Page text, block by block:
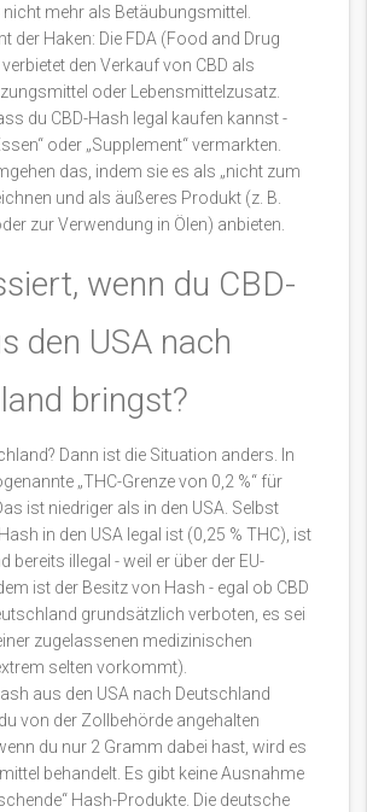
nicht mehr als Betäubungsmittel.
der Haken: Die FDA (Food and Drug
den Verkauf von CBD als
oder Lebensmittelzusatz.
du CBD-Hash legal kaufen kannst -
oder „Supplement“ vermarkten.
das, indem sie es als „nicht zum
und als äußeres Produkt (z. B.
zur Verwendung in Ölen) anbieten.
wenn du CBD-
den USA nach
bringst?
Dann ist die Situation anders. In
„THC-Grenze von 0,2 %“ für
ist niedriger als in den USA. Selbst
in den USA legal ist (0,25 % THC), ist
bereits illegal - weil er über der EU-
ist der Besitz von Hash - egal ob CBD
grundsätzlich verboten, es sei
zugelassenen medizinischen
selten vorkommt).
aus den USA nach Deutschland
von der Zollbehörde angehalten
du nur 2 Gramm dabei hast, wird es
behandelt. Es gibt keine Ausnahme
Hash-Produkte. Die deutsche